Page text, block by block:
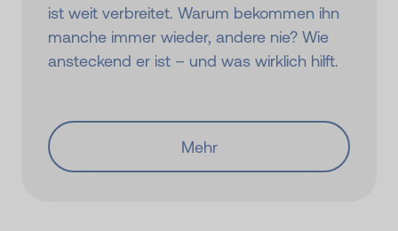
ist weit verbreitet. Warum bekommen ihn
manche immer wieder, andere nie? Wie
ansteckend er ist – und was wirklich hilft.
Mehr